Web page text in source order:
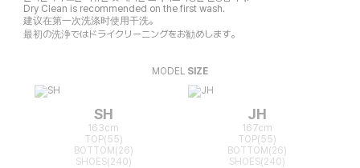
Dry Clean is recommended on the first wash.
建议在第一次洗涤时使用干洗。
最初の洗浄ではドライクリーニングをお勧めします。
MODEL SIZE
SH
163cm
TOP(55)
BOTTOM(26)
SHOES(240)
JH
167cm
TOP(55)
BOTTOM(26)
SHOES(240)